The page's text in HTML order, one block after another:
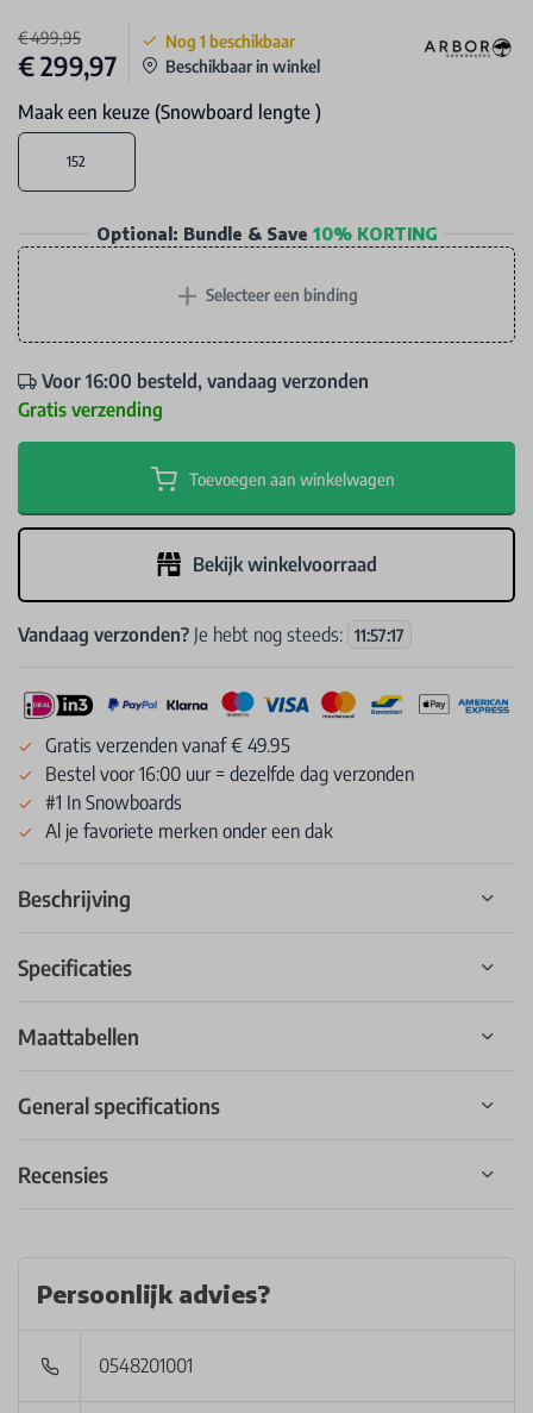
€ 499,95
€ 299,97
Nog 1 beschikbaar
Beschikbaar in winkel
Maak een keuze (Snowboard lengte )
152
Optional: Bundle & Save 10% KORTING
+ Selecteer een binding
Voor 16:00 besteld, vandaag verzonden
Gratis verzending
Toevoegen aan winkelwagen
Bekijk winkelvoorraad
Vandaag verzonden? Je hebt nog steeds: 11:57:17
Gratis verzenden vanaf € 49.95
Bestel voor 16:00 uur = dezelfde dag verzonden
#1 In Snowboards
Al je favoriete merken onder een dak
Beschrijving
Specificaties
Maattabellen
General specifications
Recensies
Persoonlijk advies?
0548201001